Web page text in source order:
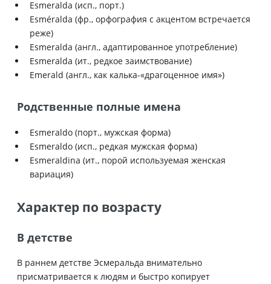
Esmeralda (исп., порт.)
Esméralda (фр., орфография с акцентом встречается
реже)
Esmeralda (англ., адаптированное употребление)
Esmeralda (ит., редкое заимствование)
Emerald (англ., как калька-«драгоценное имя»)
Родственные полные имена
Esmeraldo (порт., мужская форма)
Esmeraldo (исп., редкая мужская форма)
Esmeraldina (ит., порой используемая женская
вариация)
Характер по возрасту
В детстве
В раннем детстве Эсмеральда внимательно
присматривается к людям и быстро копирует